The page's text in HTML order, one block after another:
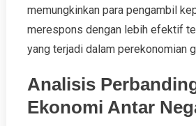
memungkinkan para pengambil
merespons dengan lebih efektif
yang terjadi dalam perekonomian
Analisis
Ekonomi Antar